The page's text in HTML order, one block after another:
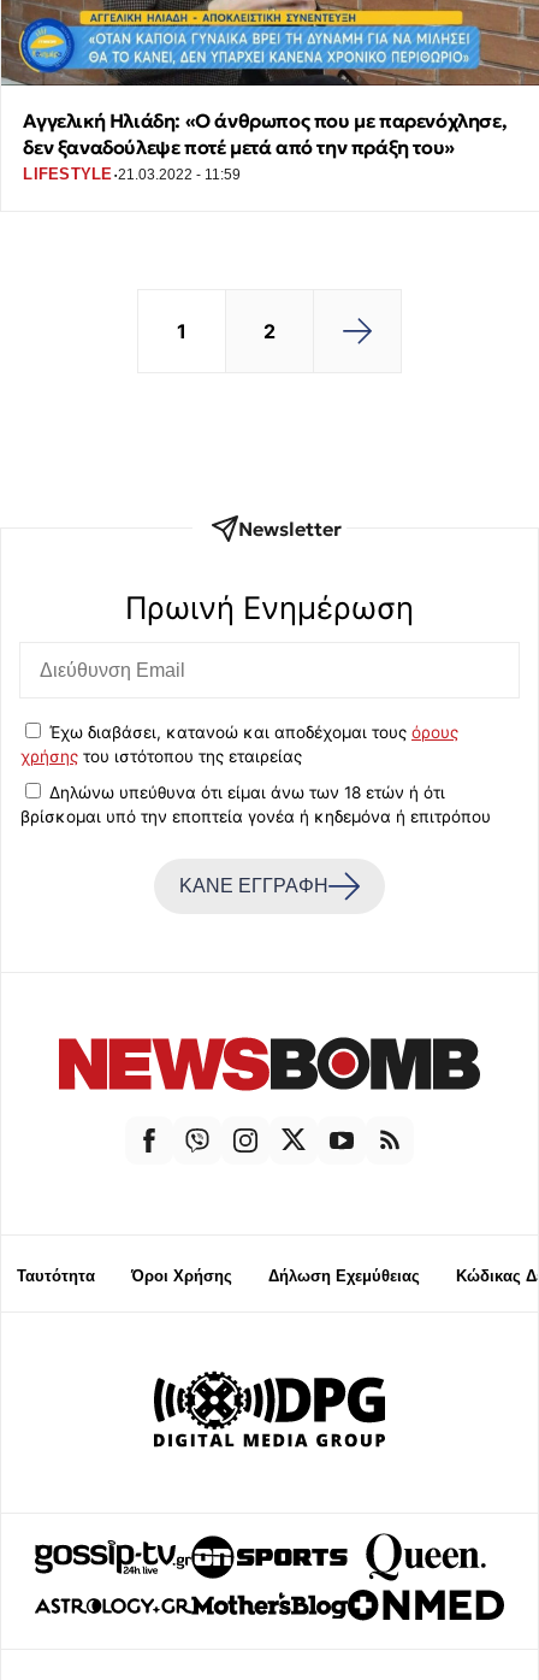
Αγγελική Ηλιάδη: «Ο άνθρωπος που με παρενόχλησε,
δεν ξαναδούλεψε ποτέ μετά από την πράξη του»
LIFESTYLE·21.03.2022 - 11:59
1 2
Newsletter
Πρωινή Eνημέρωση
Έχω διαβάσει, κατανοώ και αποδέχομαι τους όρους
χρήσης του ιστότοπου της εταιρείας
Δηλώνω υπεύθυνα ότι είμαι άνω των 18 ετών ή ότι
βρίσκομαι υπό την εποπτεία γονέα ή κηδεμόνα ή επιτρόπου
ΚΑΝΕ ΕΓΓΡΑΦΗ
Ταυτότητα Όροι Χρήσης Δήλωση Εχεμύθειας Κώδικας